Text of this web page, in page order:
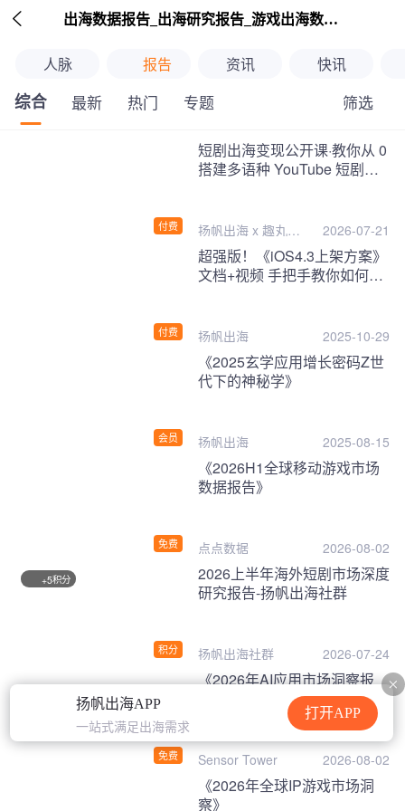
扬帆出海APP
一站式满足出海需求
打开APP
 出海数据报告_出海研究报告_游戏出海数据报告_海外趋势分析-扬帆出海
人脉 报告 资讯 快讯
综合 最新 热门 专题 筛选
继续下拉刷新
付费
短剧出海变现公开课·教你从 0
搭建多语种 YouTube 短剧频
扬帆出海 x 趣丸千 2026-07-21
付费
超强版！《iOS4.3上架方案》
文档+视频 手把手教你如何一
扬帆出海 2025-10-29
会员
《2025玄学应用增长密码Z世
代下的神秘学》
扬帆出海 2025-08-15
免费
《2026H1全球移动游戏市场
数据报告》
点点数据 2026-08-02
+5积分
积分
2026上半年海外短剧市场深度
研究报告-扬帆出海社群
扬帆出海社群 2026-07-24
免费
《2026年AI应用市场洞察报
Sensor Tower 2026-08-02
《2026年全球IP游戏市场洞
察》